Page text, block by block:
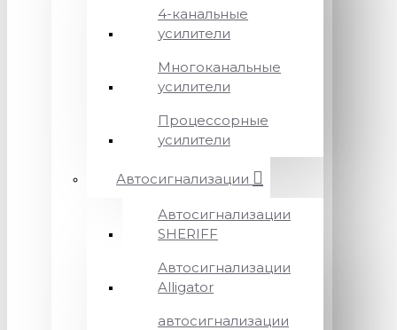
4-канальные
усилители
Многоканальные
усилители
Процессорные
усилители
Автосигнализации
Автосигнализации
SHERIFF
Автосигнализации
Alligator
автосигнализации